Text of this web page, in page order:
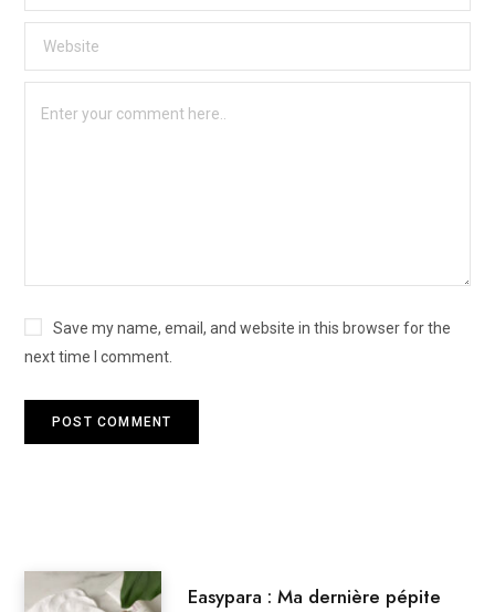
Save my name, email, and website in this browser for the
next time I comment.
Easypara : Ma dernière pépite